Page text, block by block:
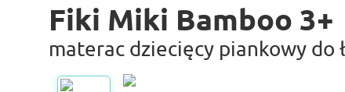
Fiki Miki Bamboo 3+
materac dziecięcy piankowy do